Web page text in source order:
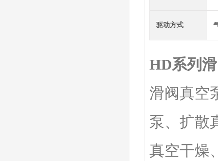
驱动方式
HD系列
滑阀真空
泵、扩散
真空干燥